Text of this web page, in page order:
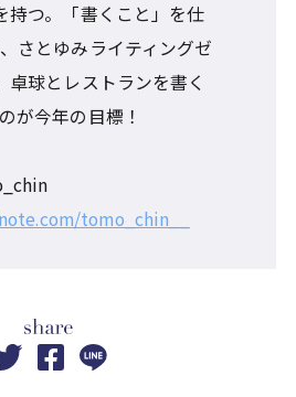
持つ。「書くこと」を仕
さとゆみライティングゼ
卓球とレストランを書く
が今年の目標！
tomo_chin__